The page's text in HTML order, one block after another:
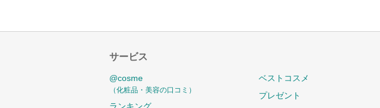
サービス
@cosme
（化粧品・美容の口コミ）
ベストコスメ
プレゼント